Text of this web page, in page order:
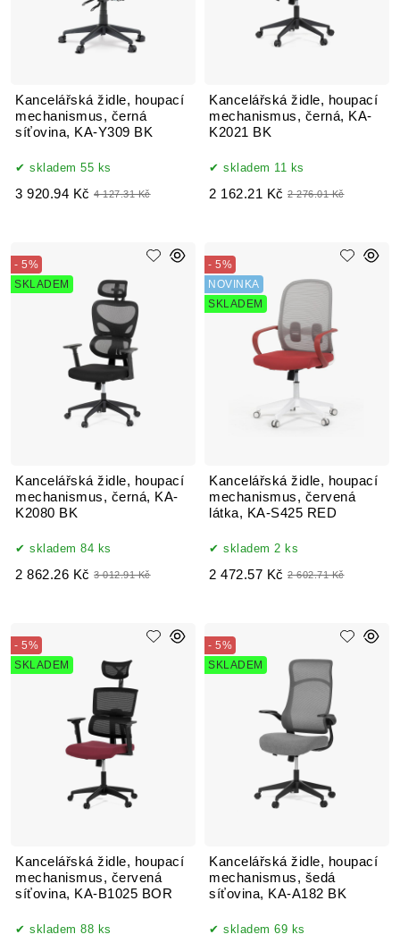
Kancelářská židle, houpací
mechanismus, černá
síťovina, KA-Y309 BK
skladem 55 ks
3 920.94 Kč 4 127.31 Kč
Kancelářská židle, houpací
mechanismus, černá, KA-
K2021 BK
skladem 11 ks
2 162.21 Kč 2 276.01 Kč
Kancelářská židle, houpací
mechanismus, černá, KA-
K2080 BK
- 5%
SKLADEM
skladem 84 ks
2 862.26 Kč 3 012.91 Kč
Kancelářská židle, houpací
mechanismus, červená
látka, KA-S425 RED
- 5%
NOVINKA
SKLADEM
skladem 2 ks
2 472.57 Kč 2 602.71 Kč
Kancelářská židle, houpací
mechanismus, červená
síťovina, KA-B1025 BOR
- 5%
SKLADEM
skladem 88 ks
Kancelářská židle, houpací
mechanismus, šedá
síťovina, KA-A182 BK
- 5%
SKLADEM
skladem 69 ks